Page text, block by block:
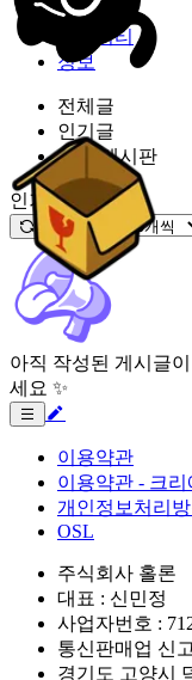
피드
커뮤니티
정보
전체글
인기글
잡담 게시판
인기글
아직 작성된 게시글
세요 ✨
이용약관
이용약관 - 크리
개인정보처리
OSL
주식회사 홀론
대표 : 신민정
사업자번호 :
통신판매업 신
경기도 고양시